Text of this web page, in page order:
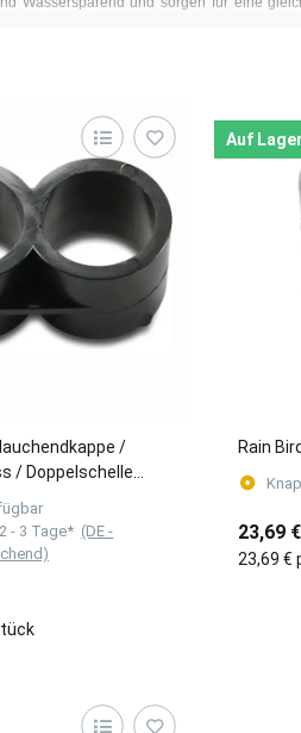
/
/ Doppelschelle
2 - 3 Tage* (DE -
Auf Lager
Rain
23,69 €
23,69 €